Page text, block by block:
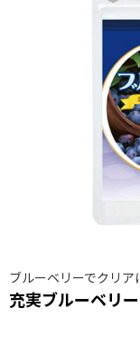
ブルーベリーでクリア
充実ブルーベリー